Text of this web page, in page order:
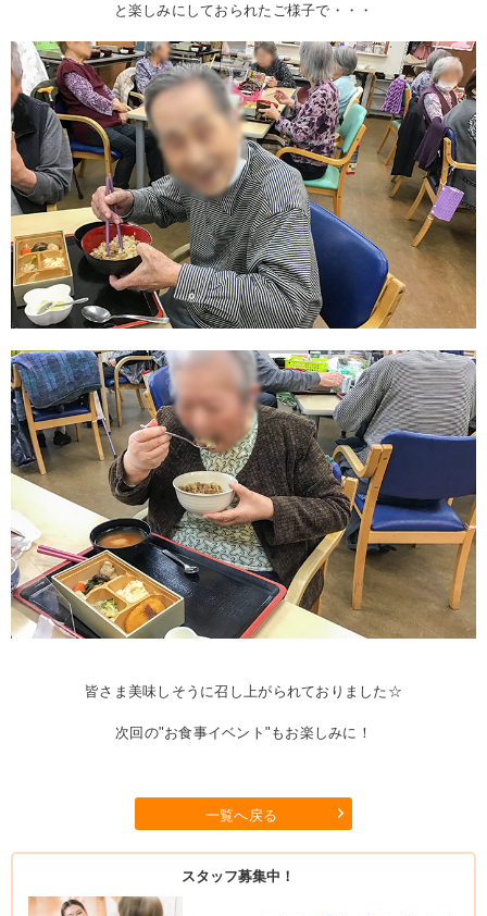
と楽しみにしておられたご様子で・・・
皆さま美味しそうに召し上がられておりました☆
次回の"お食事イベント"もお楽しみに！
一覧へ戻る
スタッフ募集中！